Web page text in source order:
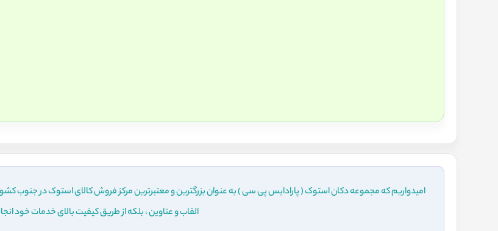
امیدواریم که مجموعه دکان استوک ( پارادایس پی سی ) به عنوان بزرگترین و معتبرترین مرکز فروش کالای استوک در جنوب
القاب و عناوین ، بلکه از طریق کیفیت بالای خدمات خود